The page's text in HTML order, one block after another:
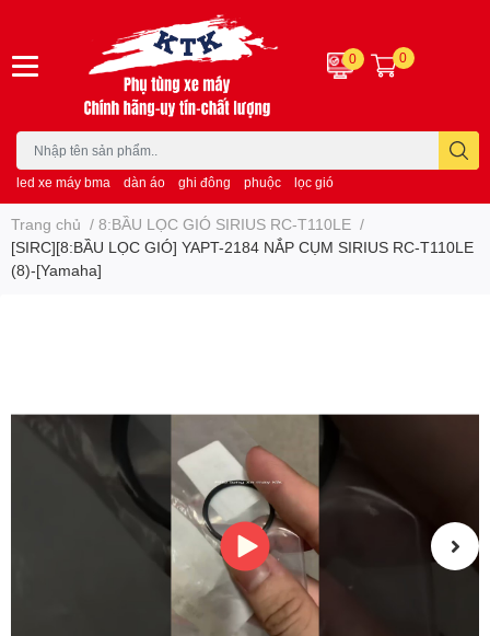
led xe máy bma dàn áo ghi đông phuộc lọc gió
0 0
Trang chủ / 8:BẦU LỌC GIÓ SIRIUS RC-T110LE /
[SIRC][8:BẦU LỌC GIÓ] YAPT-2184 NẮP CỤM SIRIUS RC-T110LE
(8)-[Yamaha]